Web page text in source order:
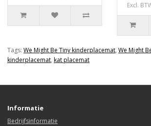
Excl.
Tags: We Might Be Tiny kinderplacemat, We Might
kinderplacemat, kat placemat
Informatie
Bedrijfsinformatie